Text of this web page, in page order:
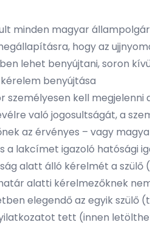
minden magyar
hogy az
lehet benyújtani, soron
benyújtása
személyesen kell
való jogosultságát, a
az érvényes – vagy
a lakcímet igazoló hatósági
alatt álló kérelmét a
alatti kérelmezőknek
elegendő az egyik
tett (innen